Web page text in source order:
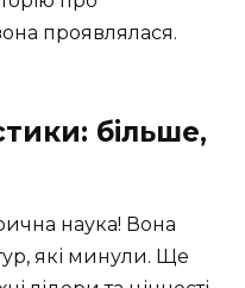
проявлялася.
більше,
наука! Вона
які минули. Ще